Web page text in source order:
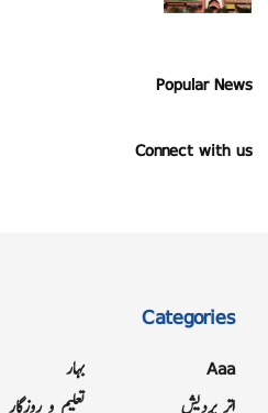
Popular News
Connect with us
Categories
Aaa
اتر پردیش
بہار
تعلیم و روزگار